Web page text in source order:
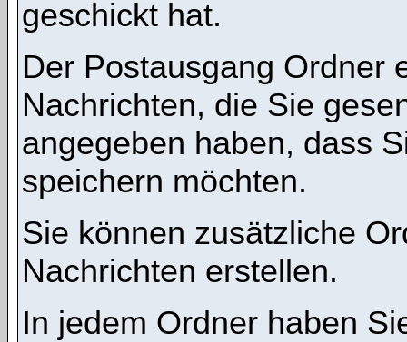
geschickt hat.
Der Postausgang Ordner
Nachrichten, die Sie
angegeben haben, dass
speichern möchten.
Sie können zusätzliche
Nachrichten erstellen.
In jedem Ordner haben